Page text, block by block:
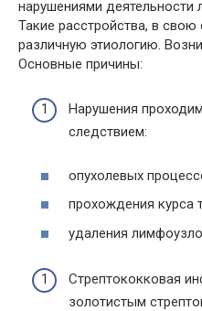
нарушениями деятельности
Такие расстройства, в свою
различную этиологию.
Основные причины:
Нарушения
следствием:
опухолевых
прохождения курса
удаления
Стрептококковая
золотистым